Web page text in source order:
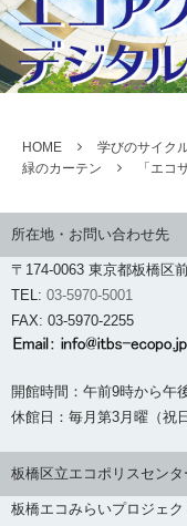
HOME 学びのサイク
緑のカーテン
「エコ
所在地・お問い合わせ先
〒174-0063 東京都板橋区
TEL: 03-5970-5001
FAX: 03-5970-2255
開館時間：午前9時から午
休館日：毎月第3月曜（祝
板橋区立エコポリスセン
板橋エコみらいプロジェク